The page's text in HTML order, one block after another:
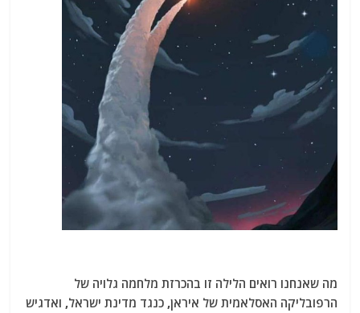
מה שאנחנו רואים הלילה זו בהכרזת מלחמה גלויה של
הרפובליקה האסלאמית של איראן, כנגד מדינת ישראל, ואדגיש